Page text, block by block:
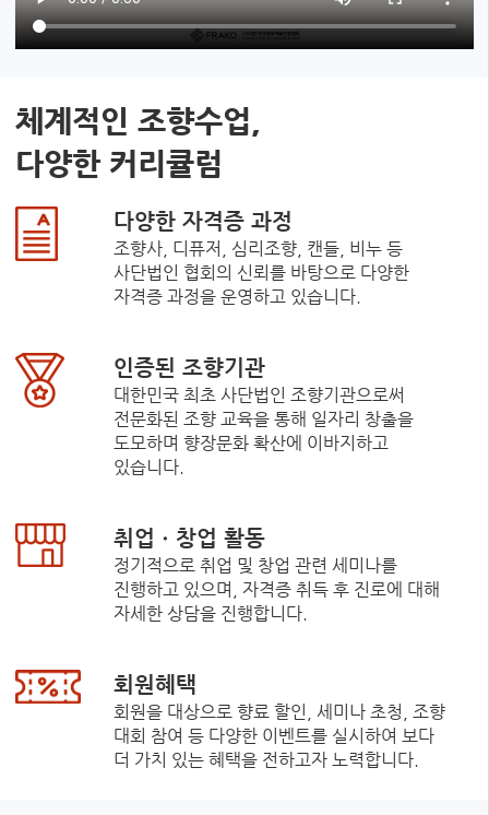
체계적인 조향수업,
다양한 커리큘럼
다양한 자격증 과정
조향사, 디퓨저, 심리조향, 캔들, 비누 등
사단법인 협회의 신뢰를 바탕으로 다양한
자격증 과정을 운영하고 있습니다.
인증된 조향기관
대한민국 최초 사단법인 조향기관으로써
전문화된 조향 교육을 통해 일자리 창출을
도모하며 향장문화 확산에 이바지하고
있습니다.
취업ㆍ창업 활동
정기적으로 취업 및 창업 관련 세미나를
진행하고 있으며, 자격증 취득 후 진로에 대해
자세한 상담을 진행합니다.
회원혜택
회원을 대상으로 향료 할인, 세미나 초청, 조향
대회 참여 등 다양한 이벤트를 실시하여 보다
더 가치 있는 혜택을 전하고자 노력합니다.